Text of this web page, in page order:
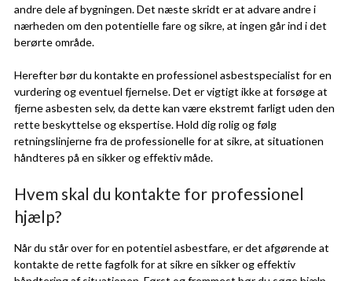
andre dele af bygningen. Det næste skridt er at advare andre i
nærheden om den potentielle fare og sikre, at ingen går ind i det
berørte område.
Herefter bør du kontakte en professionel asbestspecialist for en
vurdering og eventuel fjernelse. Det er vigtigt ikke at forsøge at
fjerne asbesten selv, da dette kan være ekstremt farligt uden den
rette beskyttelse og ekspertise. Hold dig rolig og følg
retningslinjerne fra de professionelle for at sikre, at situationen
håndteres på en sikker og effektiv måde.
Hvem skal du kontakte for professionel
hjælp?
Når du står over for en potentiel asbestfare, er det afgørende at
kontakte de rette fagfolk for at sikre en sikker og effektiv